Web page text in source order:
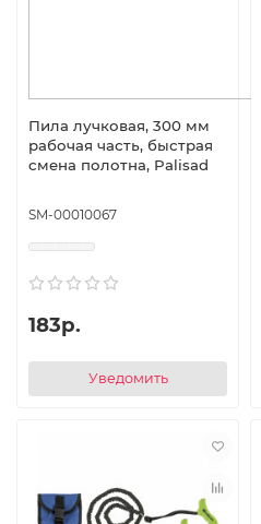
Пила лучковая, 300 мм
рабочая часть, быстрая
смена полотна, Palisad
SM-00010067
183р.
Уведомить